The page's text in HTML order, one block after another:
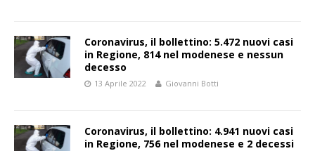
Coronavirus, il bollettino: 5.472 nuovi casi
in Regione, 814 nel modenese e nessun
decesso
13 Aprile 2022 Giovanni Botti
Coronavirus, il bollettino: 4.941 nuovi casi
in Regione, 756 nel modenese e 2 decessi